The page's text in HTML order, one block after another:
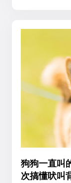
狗狗一直叫
次搞懂吠叫